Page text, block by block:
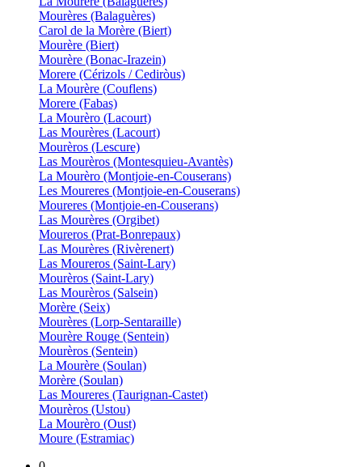
Mourères (Balaguères)
Carol de la Morère (Biert)
Mourère (Biert)
Mourère (Bonac-Irazein)
Morere (Cérizols / Cediròus)
La Mourère (Couflens)
Morere (Fabas)
La Mourèro (Lacourt)
Las Mourères (Lacourt)
Mourèros (Lescure)
Las Mourèros (Montesquieu-Avantès)
La Mourèro (Montjoie-en-Couserans)
Les Moureres (Montjoie-en-Couserans)
Moureres (Montjoie-en-Couserans)
Las Mourères (Orgibet)
Moureros (Prat-Bonrepaux)
Las Mourères (Rivèrenert)
Las Moureros (Saint-Lary)
Mourèros (Saint-Lary)
Las Mourèros (Salsein)
Morère (Seix)
Mourères (Lorp-Sentaraille)
Mourère Rouge (Sentein)
Mourèros (Sentein)
La Mourère (Soulan)
Morère (Soulan)
Las Moureres (Taurignan-Castet)
Mourèros (Ustou)
La Mourèro (Oust)
Moure (Estramiac)